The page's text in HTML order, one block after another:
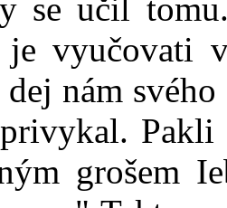
se učil
je vyučovati
nám
Pakli
grošem